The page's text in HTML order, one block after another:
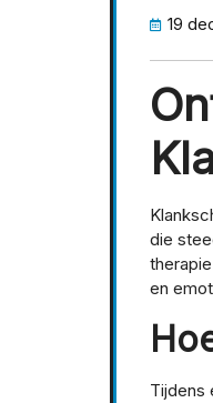
19
die
en
Tijdens